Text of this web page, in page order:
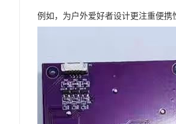
例如，为户外爱好者设计更注重便携